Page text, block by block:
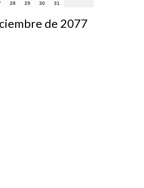
28 29 30 31
de 2077